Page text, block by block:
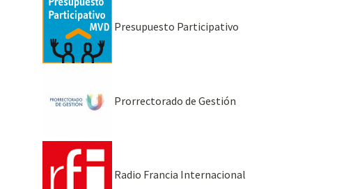
Presupuesto Participativo
Prorrectorado de Gestión
Radio Francia Internacional